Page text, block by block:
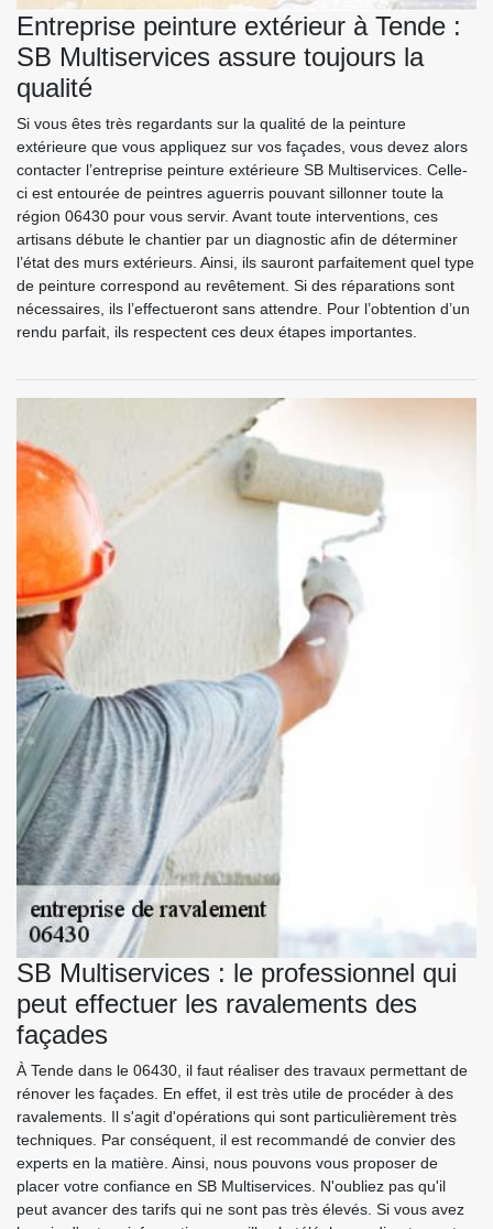
Entreprise peinture extérieur à Tende :
SB Multiservices assure toujours la
qualité
Si vous êtes très regardants sur la qualité de la peinture
extérieure que vous appliquez sur vos façades, vous devez alors
contacter l’entreprise peinture extérieure SB Multiservices. Celle-
ci est entourée de peintres aguerris pouvant sillonner toute la
région 06430 pour vous servir. Avant toute interventions, ces
artisans débute le chantier par un diagnostic afin de déterminer
l’état des murs extérieurs. Ainsi, ils sauront parfaitement quel type
de peinture correspond au revêtement. Si des réparations sont
nécessaires, ils l’effectueront sans attendre. Pour l’obtention d’un
rendu parfait, ils respectent ces deux étapes importantes.
SB Multiservices : le professionnel qui
peut effectuer les ravalements des
façades
À Tende dans le 06430, il faut réaliser des travaux permettant de
rénover les façades. En effet, il est très utile de procéder à des
ravalements. Il s'agit d'opérations qui sont particulièrement très
techniques. Par conséquent, il est recommandé de convier des
experts en la matière. Ainsi, nous pouvons vous proposer de
placer votre confiance en SB Multiservices. N'oubliez pas qu'il
peut avancer des tarifs qui ne sont pas très élevés. Si vous avez